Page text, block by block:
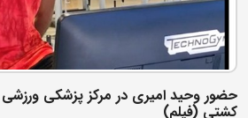
حضور وحید امیری در مرکز پزشکی ورزشی
کشتی (فیلم)